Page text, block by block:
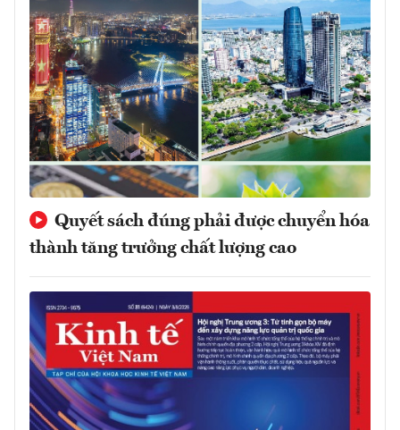
Quyết sách đúng phải được chuyển hóa
thành tăng trưởng chất lượng cao